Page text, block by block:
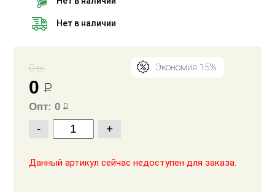
Нет в наличии
0 р. Экономия 15%
0Р
Опт: 0Р
- +
Данный артикул сейчас недоступен для заказа.